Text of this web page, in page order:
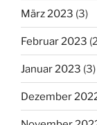
März 2023 (3)
Februar 2023
Januar 2023 (3)
Dezember